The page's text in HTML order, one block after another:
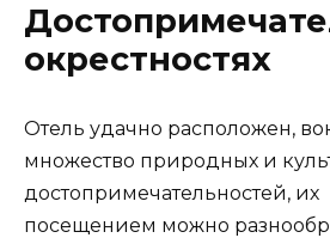
окрестностях
Отель удачно расположен,
множество природных и
достопримечательностей, их
посещением можно